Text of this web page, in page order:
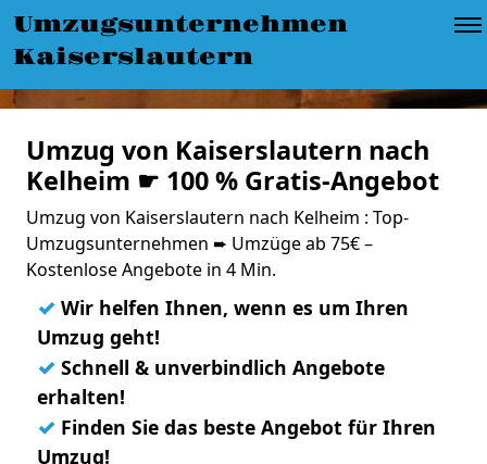
Umzugsunternehmen
Kaiserslautern
Umzug von Kaiserslautern nach
Kelheim ☛ 100 % Gratis-Angebot
Umzug von Kaiserslautern nach Kelheim : Top-
Umzugsunternehmen ➨ Umzüge ab 75€ –
Kostenlose Angebote in 4 Min.
✓ Wir helfen Ihnen, wenn es um Ihren
Umzug geht!
✓ Schnell & unverbindlich Angebote
erhalten!
✓ Finden Sie das beste Angebot für Ihren
Umzug!